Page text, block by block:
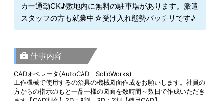
カー通勤OK♪敷地内に無料の駐車場があります。派遣
スタッフの方も就業中☆受け入れ態勢バッチリです♪
仕事内容
CADオペレータ(AutoCAD、SolidWorks)
工作機械で使用するの治具の機械図面作成をお願いします。社員の
方からの指示のもと一品一様の図面を数時間～数日で作成いただき